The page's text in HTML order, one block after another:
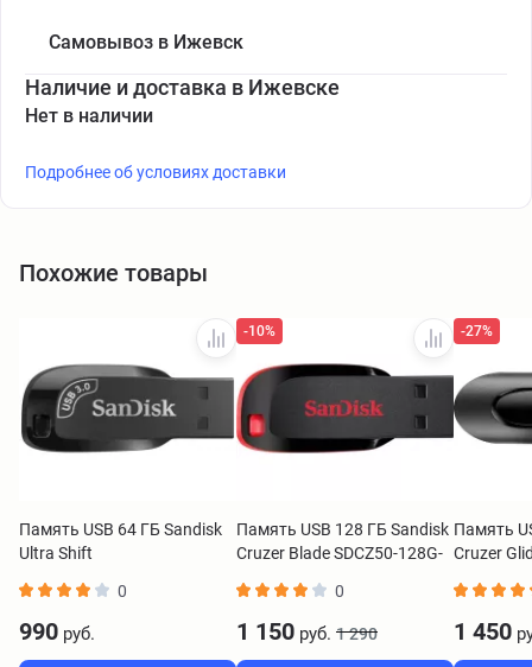
Самовывоз в Ижевск
Наличие и доставка в Ижевске
Нет в наличии
Подробнее об условиях доставки
Похожие товары
Память USB 64 ГБ Sandisk
Ultra Shift
0
990 руб.
-10%
Память USB 128 ГБ Sandisk
Cruzer Blade SDCZ50-128G-
0
1 150 руб. 1 290
-27%
Память
Cruzer
1 450